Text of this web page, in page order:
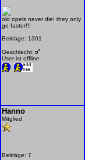
old opels never die! they only
go faster!!!
Beiträge: 1301
Geschlecht:
User ist offline
Hanno
Mitglied
Beiträge: 7